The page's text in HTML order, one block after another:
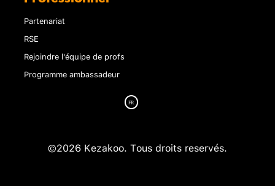
Partenariat
RSE
Rejoindre l'équipe de profs
Programme ambassadeur
©2026 Kezakoo. Tous droits reservés.